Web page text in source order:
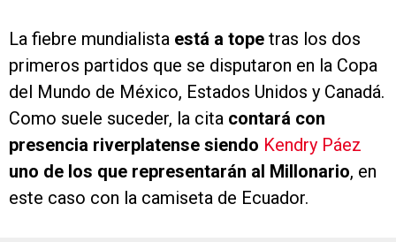
La fiebre mundialista está a tope tras los dos
primeros partidos que se disputaron en la Copa
del Mundo de México, Estados Unidos y Canadá.
Como suele suceder, la cita contará con
presencia riverplatense siendo Kendry Páez
uno de los que representarán al Millonario, en
este caso con la camiseta de Ecuador.